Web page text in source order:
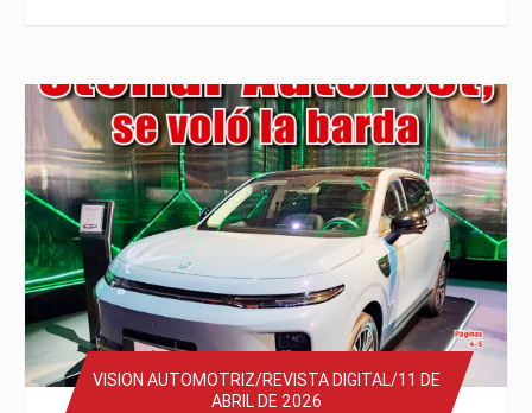
VISION AUTOMOTRIZ/REVISTA DIGITAL/11 DE
ABRIL DE 2026